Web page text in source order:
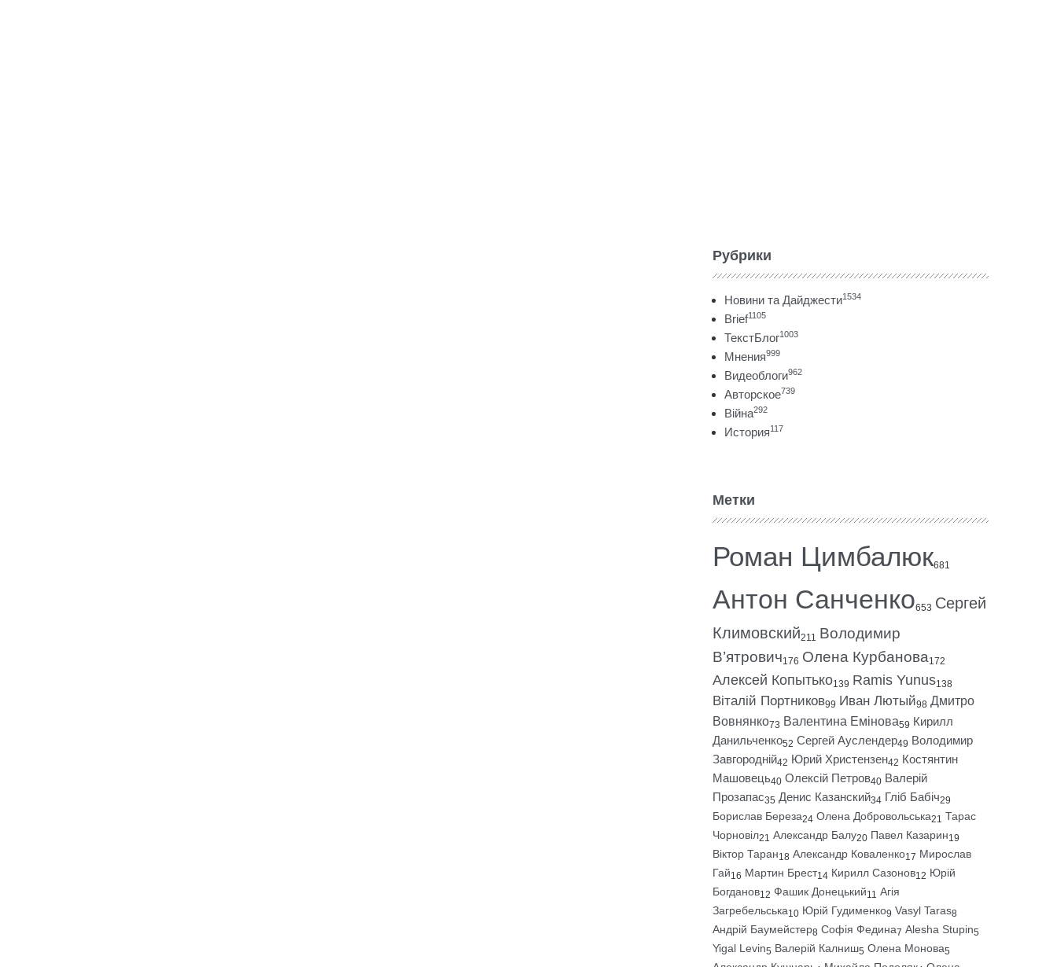
Рубрики
Новини та Дайджести1534
Brief1105
ТекстБлог1003
Мнения999
Видеоблоги962
Авторское739
Війна292
История117
Метки
Роман Цимбалюк681
Антон Санченко653 Сергей
Климовский211 Володимир
В’ятрович176 Олена Курбанова172
Алексей Копытько139 Ramis Yunus138
Віталій Портников99 Иван Лютый98 Дмитро
Вовнянко73 Валентина Емінова59 Кирилл
Данильченко52 Сергей Ауслендер49 Володимир
Завгородній42 Юрий Христензен42 Костянтин
Машовець40 Олексій Петров40 Валерій
Прозапас35 Денис Казанский34 Гліб Бабіч29
Борислав Береза24 Олена Добровольська21 Тарас
Чорновіл21 Александр Балу20 Павел Казарин19
Віктор Таран18 Александр Коваленко17 Мирослав
Гай16 Мартин Брест14 Кирилл Сазонов12 Юрій
Богданов12 Фашик Донецький11 Агія
Загребельська10 Юрій Гудименко9 Vasyl Taras8
Андрій Баумейстер8 Софія Федина7 Alesha Stupin5
Yigal Levin5 Валерій Калниш5 Олена Монова5